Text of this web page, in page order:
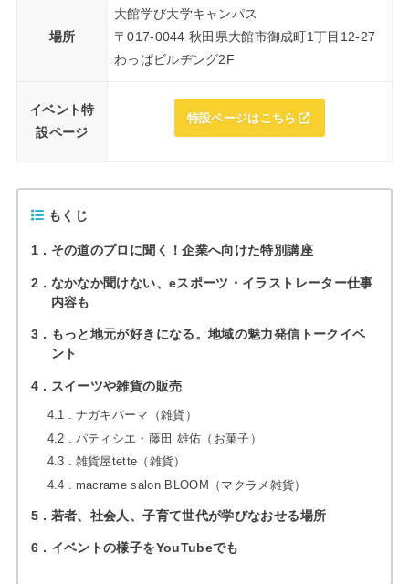
場所
大館学び大学キャンパス
〒017-0044 秋田県大館市御成町1丁目12-27
わっぱビルヂング2F
イベント特
設ページ
特設ページはこちら
もくじ
1 その道のプロに聞く！企業へ向けた特別講座
2
なかなか聞けない、eスポーツ・イラストレーター仕事
内容も
3
もっと地元が好きになる。地域の魅力発信トークイベ
ント
4 スイーツや雑貨の販売
4.1
ナガキパーマ（雑貨）
4.2
パティシエ・藤田 雄佑（お菓子）
4.3
雑貨屋tette（雑貨）
4.4
macrame salon BLOOM（マクラメ雑貨）
5 若者、社会人、子育て世代が学びなおせる場所
6 イベントの様子をYouTubeでも